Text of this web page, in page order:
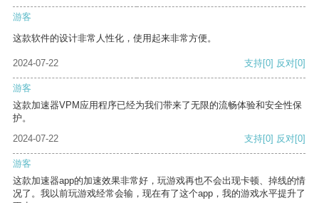
游客
这款软件的设计非常人性化，使用起来非常方便。
2024-07-22 支持[0] 反对[0]
游客
这款加速器VPM应用程序已经为我们带来了无限的流畅体验和安全性保
护。
2024-07-22
支持[0] 反对[0]
游客
这款加速器app的加速效果非常好，玩游戏再也不会出现卡顿、掉线的情
况了。我以前玩游戏经常会输，现在有了这个app，我的游戏水平提升了